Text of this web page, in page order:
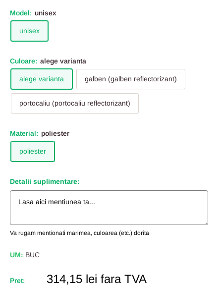
Model: unisex
unisex
Culoare: alege varianta
alege varianta galben (galben reflectorizant)
portocaliu (portocaliu reflectorizant)
Material: poliester
poliester
Detalii suplimentare:
Va rugam mentionati marimea, culoarea (etc.) dorita
UM: BUC
Pret:
Pret
314,15 lei fara TVA